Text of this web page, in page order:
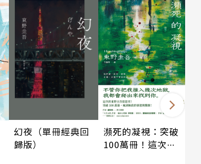
幻夜（單冊經典回
歸版）
瀕死的凝視：突破
100萬冊！這次的